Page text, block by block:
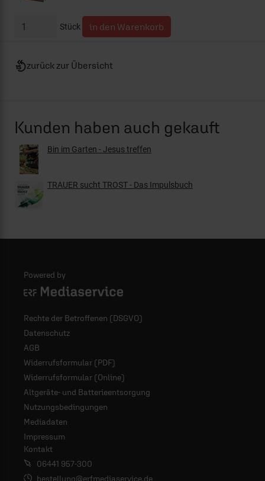
Stück
zurück zur Übersicht
Kunden haben auch gekauft
Bin im Garten - Jesus treffen
TRAUER sucht TROST - Das Impulsbuch
Powered by
Logo - ERF Mediaservice
Rechte der Betroffenen (DSGVO)
Datenschutz
AGB
Widerrufsformular (PDF)
Widerrufsformular (Online)
Altgeräte- und Batterieentsorgung
Nutzungsbedingungen
Mediadaten
Impressum
Kontakt
06441 957-300
bestellung@erfmediaservice.de